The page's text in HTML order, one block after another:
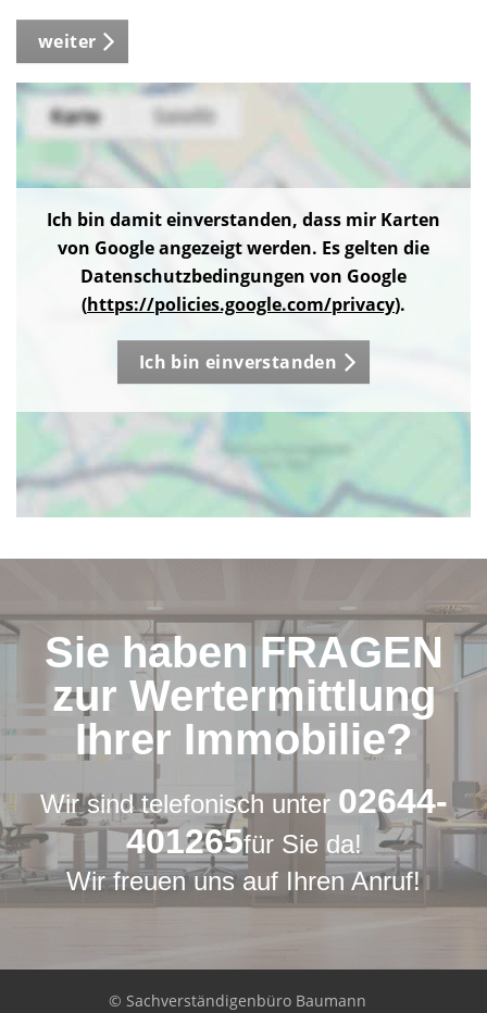
weiter
Ich bin damit einverstanden, dass mir Karten
von Google angezeigt werden. Es gelten die
Datenschutzbedingungen von Google
(https://policies.google.com/privacy).
Ich bin einverstanden
Sie haben FRAGEN
zur Wertermittlung
Ihrer Immobilie?
Wir sind telefonisch unter 02644-
401265für Sie da!
Wir freuen uns auf Ihren Anruf!
© Sachverständigenbüro Baumann